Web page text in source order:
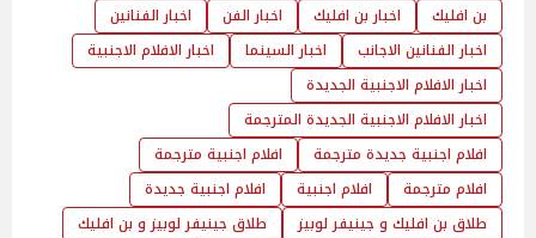
بن افليك اخبار بن افليك اخبار الفن
اخبار الفنانين
اخبار الفنانين الاجانب
اخبار السينما
اخبار الافلام الاجنبية
اخبار الافلام الاجنبية الجديدة
اخبار الافلام الاجنبية الجديدة المترجمة
افلام اجنبية جديدة مترجمة
افلام اجنبية مترجمة
افلام مترجمة
افلام اجنبية
افلام اجنبية جديدة
طلاق بن افليك و جينيفر لوبيز
طلاق جينيفر لوبيز و بن افليك